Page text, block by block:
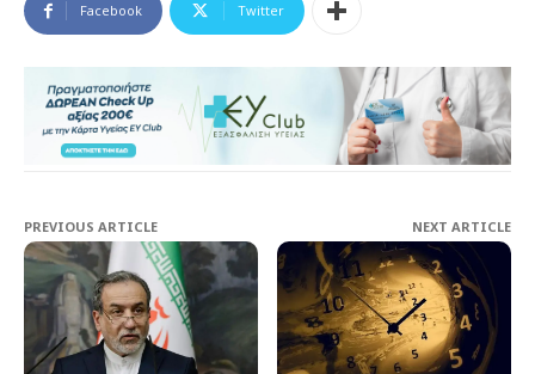
Facebook Twitter
PREVIOUS ARTICLE NEXT ARTICLE